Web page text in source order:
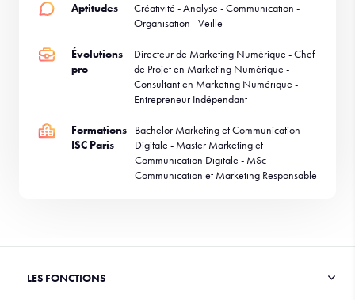
Aptitudes
Créativité - Analyse - Communication -
Organisation - Veille
Évolutions
pro
Directeur de Marketing Numérique - Chef
de Projet en Marketing Numérique -
Consultant en Marketing Numérique -
Entrepreneur Indépendant
Formations
ISC Paris
Bachelor Marketing et Communication
Digitale - Master Marketing et
Communication Digitale - MSc
Communication et Marketing Responsable